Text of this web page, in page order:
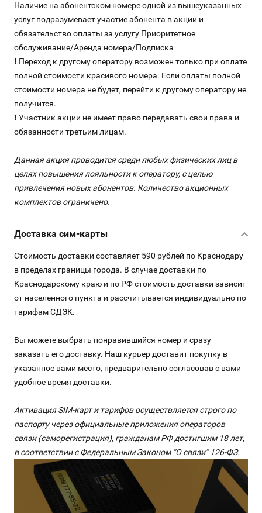
Наличие на абонентском номере одной из вышеуказанных
услуг подразумевает участие абонента в акции и
обязательство оплаты за услугу Приоритетное
обслуживание/Аренда номера/Подписка
❗ Переход к другому оператору возможен только при оплате
полной стоимости красивого номера. Если оплаты полной
стоимости номера не будет, перейти к другому оператору не
получится.
❗ Участник акции не имеет право передавать свои права и
обязанности третьим лицам.
Данная акция проводится среди любых физических лиц в
целях повышения лояльности к оператору, с целью
привлечения новых абонентов. Количество акционных
комплектов ограничено.
Доставка сим-карты
Стоимость доставки составляет 590 рублей по Краснодару
в пределах границы города. В случае доставки по
Краснодарскому краю и по РФ стоимость доставки зависит
от населенного пункта и рассчитывается индивидуально по
тарифам СДЭК.
Вы можете выбрать понравившийся номер и сразу
заказать его доставку. Наш курьер доставит покупку в
указанное вами место, предварительно согласовав с вами
удобное время доставки.
Активация SIM-карт и тарифов осуществляется строго по
паспорту через официальные приложения операторов
связи (саморегистрация), гражданам РФ достигшим 18 лет,
в соответствии с Федеральным Законом “О связи” 126-ФЗ.